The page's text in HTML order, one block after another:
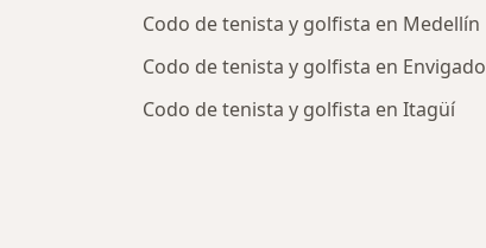
Codo de tenista y golfista en Medellín
Codo de tenista y golfista en Envigado
Codo de tenista y golfista en Itagüí